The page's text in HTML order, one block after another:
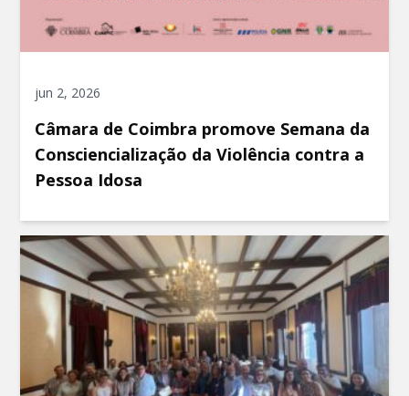
jun 2, 2026
Câmara de Coimbra promove Semana da
Consciencialização da Violência contra a
Pessoa Idosa